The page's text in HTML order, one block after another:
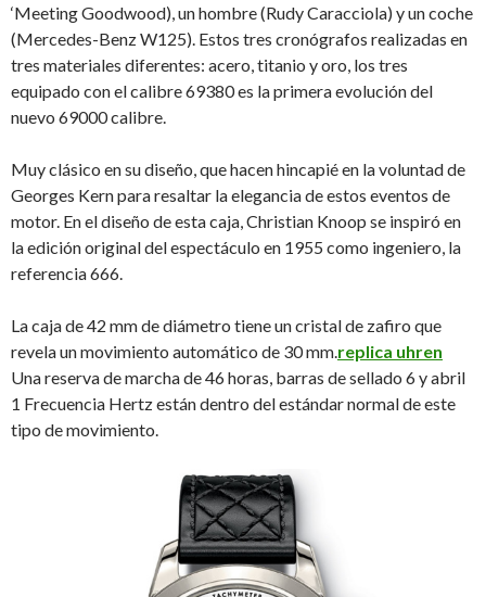
‘Meeting Goodwood), un hombre (Rudy Caracciola) y un coche
(Mercedes-Benz W125). Estos tres cronógrafos realizadas en
tres materiales diferentes: acero, titanio y oro, los tres
equipado con el calibre 69380 es la primera evolución del
nuevo 69000 calibre.
Muy clásico en su diseño, que hacen hincapié en la voluntad de
Georges Kern para resaltar la elegancia de estos eventos de
motor. En el diseño de esta caja, Christian Knoop se inspiró en
la edición original del espectáculo en 1955 como ingeniero, la
referencia 666.
La caja de 42 mm de diámetro tiene un cristal de zafiro que
revela un movimiento automático de 30 mm.replica uhren
Una reserva de marcha de 46 horas, barras de sellado 6 y abril
1 Frecuencia Hertz están dentro del estándar normal de este
tipo de movimiento.